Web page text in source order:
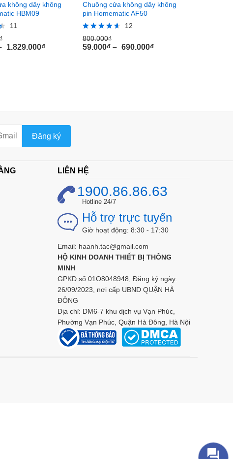
không dây không
HBM09
11
1.829.000₫
Chuông cửa không dây không
pin Homematic AF50
Rated
4.58
12
800.000₫
59.000₫ – 690.000₫
Đăng ký
LIÊN HỆ
1900.86.86.63
Hotline 24/7
Hỗ trợ trực tuyến
Giờ hoạt động: 8:30 - 17:30
Email: haanh.tac@gmail.com
HỘ KINH DOANH THIẾT BỊ THÔNG
MINH
GPKD số 01O8048948, Đăng ký ngày:
26/09/2023, nơi cấp UBND QUẬN HÀ
ĐÔNG
Địa chỉ: DM6-7 khu dịch vụ Vạn Phúc,
Phường Vạn Phúc, Quận Hà Đông, Hà Nội